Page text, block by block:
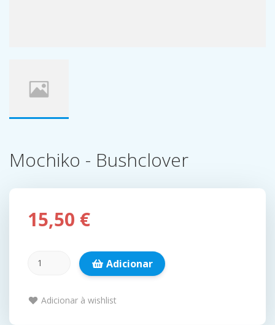
Mochiko - Bushclover
15,50 €
Adicionar
Adicionar à wishlist